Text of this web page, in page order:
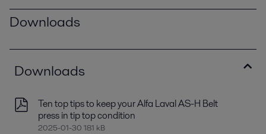
Downloads
Downloads
Ten top tips to keep your Alfa Laval AS-H Belt
press in tip top condition
2025-01-30 181 kB